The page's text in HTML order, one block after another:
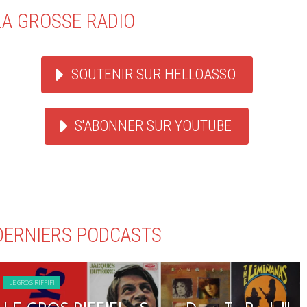
GROSSE RADIO
SOUTENIR SUR HELLOASSO
S'ABONNER SUR YOUTUBE
PODCASTS
LE GROS RIFFIFI